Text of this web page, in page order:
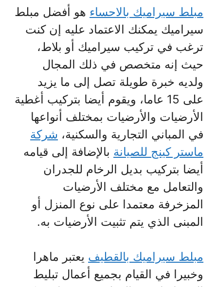
مبلط سيراميك بالاحساء هو أفضل مبلط
سيراميك يمكنك الاعتماد عليه إن كنت
ترغب في تركيب سيراميك أو بلاط،
حيث إنه متخصص في ذلك المجال
ولديه خبرة طويلة تصل إلى ما يزيد
على 15 عاما، ويقوم أيضا بتركيب أغطية
الأرضيات والأرضيات بمختلف أنواعها
في المباني التجارية والسكنية، شركة
ماستر كينج للصيانة بالإضافة إلى قيامه
أيضا بتركيب بديل الرخام للجدران
والتعامل مع مختلف الأرضيات
المزخرفة معتمدا على نوع المنزل أو
المبنى الذي يتم تثبيت الأرضيات به.
مبلط سيراميك بالقطيف يعتبر ماهرا
وخبيرا في القيام بجميع أعمال تبليط